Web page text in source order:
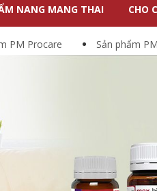
NANG MANG THAI CHO
PM Procare Sản phẩm